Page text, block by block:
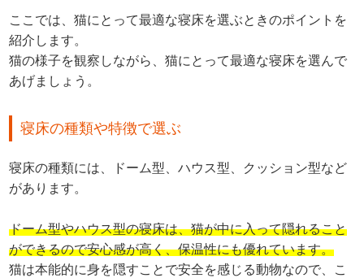
ここでは、猫にとって最適な寝床を選ぶときのポイントを
紹介します。
猫の様子を観察しながら、猫にとって最適な寝床を選んで
あげましょう。
寝床の種類や特徴で選ぶ
寝床の種類には、ドーム型、ハウス型、クッション型など
があります。
ドーム型やハウス型の寝床は、猫が中に入って隠れること
ができるので安心感が高く、保温性にも優れています。
猫は本能的に身を隠すことで安全を感じる動物なので、こ